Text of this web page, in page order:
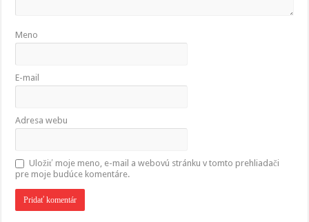
Meno
E-mail
Adresa webu
Uložiť moje meno, e-mail a webovú stránku v tomto prehliadači
pre moje budúce komentáre.